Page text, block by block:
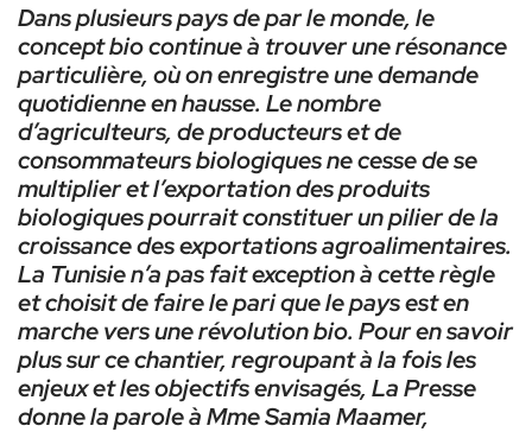
Dans plusieurs pays de par le monde, le
concept bio continue à trouver une résonance
particulière, où on enregistre une demande
quotidienne en hausse. Le nombre
d’agriculteurs, de producteurs et de
consommateurs biologiques ne cesse de se
multiplier et l’exportation des produits
biologiques pourrait constituer un pilier de la
croissance des exportations agroalimentaires.
La Tunisie n’a pas fait exception à cette règle
et choisit de faire le pari que le pays est en
marche vers une révolution bio. Pour en savoir
plus sur ce chantier, regroupant à la fois les
enjeux et les objectifs envisagés, La Presse
donne la parole à Mme Samia Maamer,